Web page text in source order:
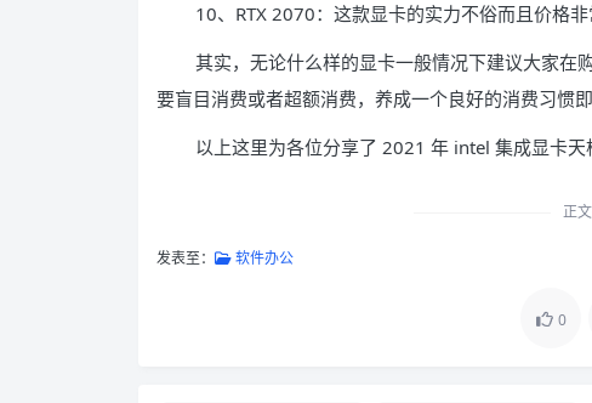
10、RTX 2070：这款显卡的实力不俗而且价格
其实，无论什么样的显卡一般情况下建议大家在
要盲目消费或者超额消费，养成一个良好的消费习惯即
以上这里为各位分享了 2021 年 intel 集成显卡
正
发表至： 软件办公
0